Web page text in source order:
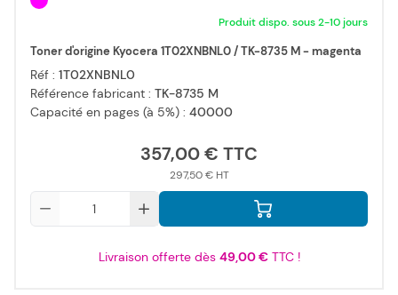
Produit dispo. sous 2-10 jours
Toner d'origine Kyocera 1T02XNBNL0 / TK-8735 M - magenta
Réf : 1T02XNBNL0
Référence fabricant : TK-8735 M
Capacité en pages (à 5%) : 40000
357,00 €
297,50 €
Livraison offerte dès 49,00 €TTC !